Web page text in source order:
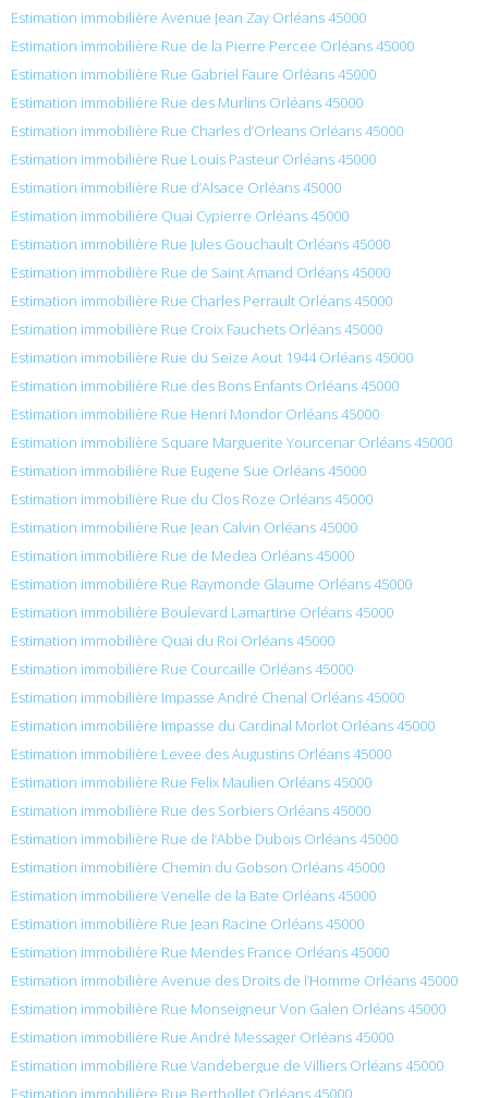
Estimation immobilière Avenue Jean Zay Orléans 45000
Estimation immobilière Rue de la Pierre Percee Orléans 45000
Estimation immobilière Rue Gabriel Faure Orléans 45000
Estimation immobilière Rue des Murlins Orléans 45000
Estimation immobilière Rue Charles d’Orleans Orléans 45000
Estimation immobilière Rue Louis Pasteur Orléans 45000
Estimation immobilière Rue d’Alsace Orléans 45000
Estimation immobilière Quai Cypierre Orléans 45000
Estimation immobilière Rue Jules Gouchault Orléans 45000
Estimation immobilière Rue de Saint Amand Orléans 45000
Estimation immobilière Rue Charles Perrault Orléans 45000
Estimation immobilière Rue Croix Fauchets Orléans 45000
Estimation immobilière Rue du Seize Aout 1944 Orléans 45000
Estimation immobilière Rue des Bons Enfants Orléans 45000
Estimation immobilière Rue Henri Mondor Orléans 45000
Estimation immobilière Square Marguerite Yourcenar Orléans 45000
Estimation immobilière Rue Eugene Sue Orléans 45000
Estimation immobilière Rue du Clos Roze Orléans 45000
Estimation immobilière Rue Jean Calvin Orléans 45000
Estimation immobilière Rue de Medea Orléans 45000
Estimation immobilière Rue Raymonde Glaume Orléans 45000
Estimation immobilière Boulevard Lamartine Orléans 45000
Estimation immobilière Quai du Roi Orléans 45000
Estimation immobilière Rue Courcaille Orléans 45000
Estimation immobilière Impasse André Chenal Orléans 45000
Estimation immobilière Impasse du Cardinal Morlot Orléans 45000
Estimation immobilière Levee des Augustins Orléans 45000
Estimation immobilière Rue Felix Maulien Orléans 45000
Estimation immobilière Rue des Sorbiers Orléans 45000
Estimation immobilière Rue de l’Abbe Dubois Orléans 45000
Estimation immobilière Chemin du Gobson Orléans 45000
Estimation immobilière Venelle de la Bate Orléans 45000
Estimation immobilière Rue Jean Racine Orléans 45000
Estimation immobilière Rue Mendes France Orléans 45000
Estimation immobilière Avenue des Droits de l’Homme Orléans 45000
Estimation immobilière Rue Monseigneur Von Galen Orléans 45000
Estimation immobilière Rue André Messager Orléans 45000
Estimation immobilière Rue Vandebergue de Villiers Orléans 45000
Estimation immobilière Rue Berthollet Orléans 45000